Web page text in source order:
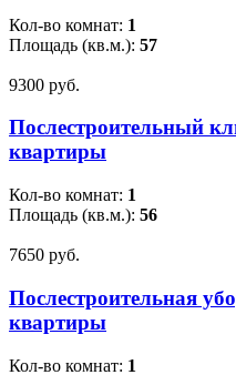
Кол-во комнат: 1
Площадь (кв.м.): 57
9300 pуб.
Послестроительный
квартиры
Кол-во комнат: 1
Площадь (кв.м.): 56
7650 pуб.
Послестроительная
квартиры
Кол-во комнат: 1